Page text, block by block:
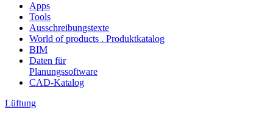
Apps
Tools
Ausschreibungstexte
World of products . Produktkatalog
BIM
Daten für
Planungssoftware
CAD-Katalog
Lüftung